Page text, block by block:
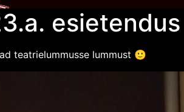
esietendus
teatrielummusse lummust 🙂